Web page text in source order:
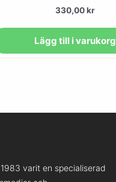
330,00kr
Lägg till i varukorg
varit en specialiserad